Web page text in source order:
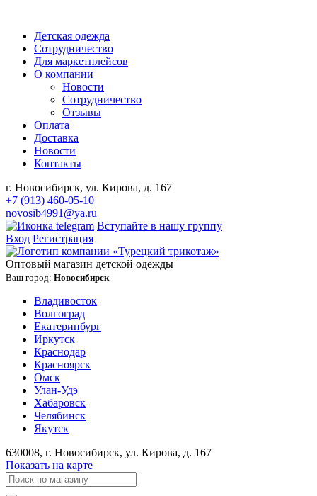
Детская одежда
Сотрудничество
Для маркетплейсов
О компании
Новости
Сотрудничество
Отзывы
Оплата
Доставка
Новости
Контакты
г. Новосибирск, ул. Кирова, д. 167
+7 (913) 460-05-10
novosib4991@ya.ru
Вступайте в нашу группу
Вход Регистрация
Оптовый магазин детской одежды
Ваш город: Новосибирск
Владивосток
Волгоград
Екатеринбург
Иркутск
Краснодар
Красноярск
Омск
Улан-Удэ
Хабаровск
Челябинск
Якутск
630008, г. Новосибирск, ул. Кирова, д. 167
Показать на карте